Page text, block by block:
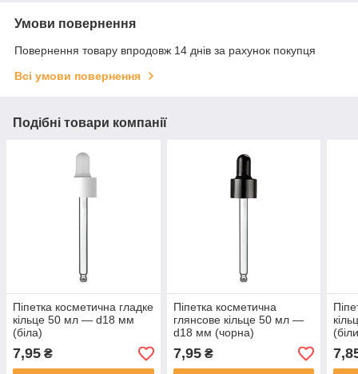
Умови повернення
Повернення товару впродовж 14 днів за рахунок покупця
Всі умови повернення
Подібні товари компанії
Піпетка косметична гладке
кільце 50 мл — d18 мм
(біла)
7,95 ₴
Піпетка косметична
глянсове кільце 50 мл —
d18 мм (чорна)
7,95₴